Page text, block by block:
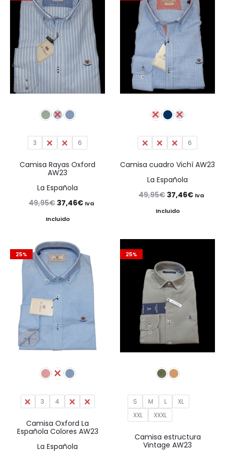
44,95€.33,71€. 34,99€.26,24€.
3 4 5 6
Camisa Rayas Oxford
AW23
La Española
49,95€ El
precio
era:
49,95€.
37,46€El
37,46€.
Iva
Incluido
3 4 5 6
Camisa cuadro Vichí AW23
La Española
49,95€ El
precio
era:
37,46€El
es:
Iva
Incluido
25%
2 3 4 5 6
Camisa Oxford La
Española Colores AW23
La Española
25%
S M L
XL
XXL
XXXL
Camisa estructura
Vintage AW23